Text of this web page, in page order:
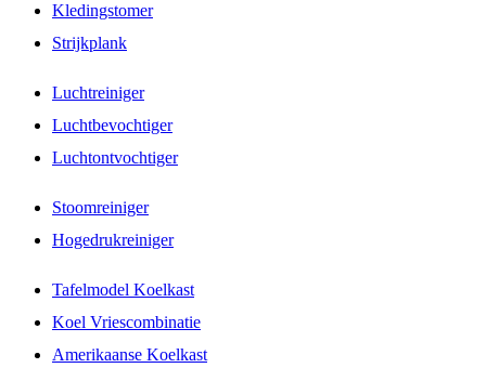
Kledingstomer
Strijkplank
Luchtreiniger
Luchtbevochtiger
Luchtontvochtiger
Stoomreiniger
Hogedrukreiniger
Tafelmodel Koelkast
Koel Vriescombinatie
Amerikaanse Koelkast